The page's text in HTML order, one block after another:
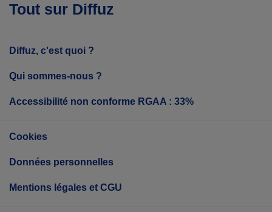
Tout sur Diffuz
Diffuz, c'est quoi ?
Qui sommes-nous ?
Accessibilité non conforme RGAA : 33%
Cookies
Données personnelles
Mentions légales et CGU